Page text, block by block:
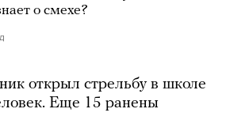
о смехе?
открыл стрельбу в школе
Еще 15 ранены